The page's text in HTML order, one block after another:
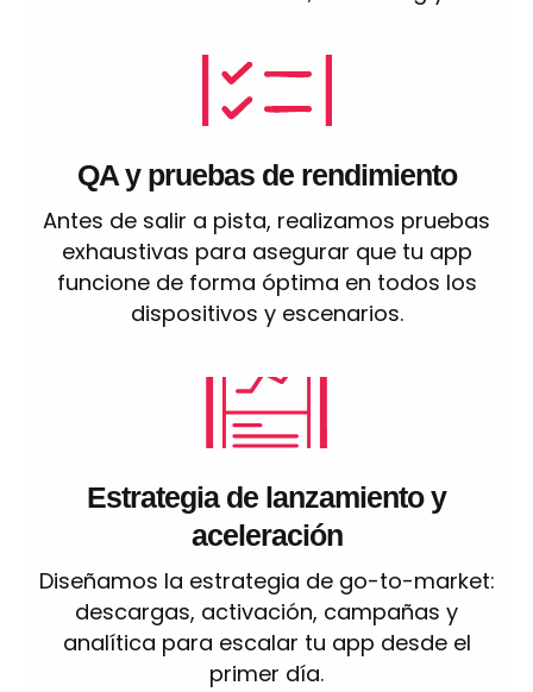
QA y pruebas de rendimiento
Antes de salir a pista, realizamos pruebas
exhaustivas para asegurar que tu app
funcione de forma óptima en todos los
dispositivos y escenarios.
Estrategia de lanzamiento y
aceleración
Diseñamos la estrategia de go-to-market:
descargas, activación, campañas y
analítica para escalar tu app desde el
primer día.